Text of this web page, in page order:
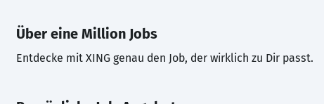
Über eine Million Jobs
Entdecke mit XING genau den Job, der wirklich zu Dir passt.